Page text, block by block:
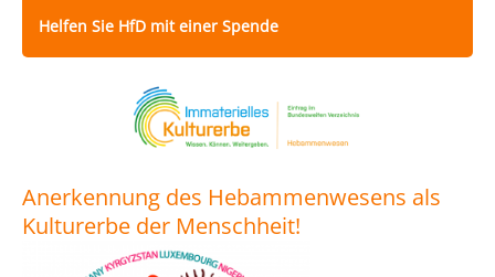
Helfen Sie HfD mit einer Spende
Anerkennung des Hebammenwesens als
Kulturerbe der Menschheit!